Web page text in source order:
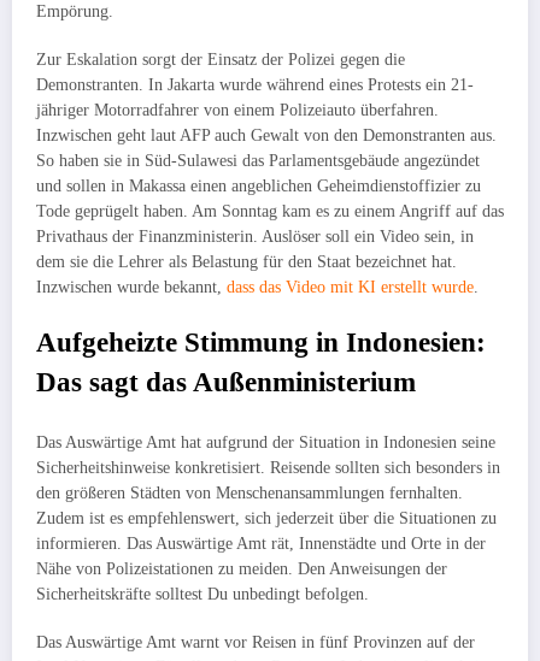
Empörung.
Zur Eskalation sorgt der Einsatz der Polizei gegen die
Demonstranten. In Jakarta wurde während eines Protests ein 21-
jähriger Motorradfahrer von einem Polizeiauto überfahren.
Inzwischen geht laut AFP auch Gewalt von den Demonstranten aus.
So haben sie in Süd-Sulawesi das Parlamentsgebäude angezündet
und sollen in Makassa einen angeblichen Geheimdienstoffizier zu
Tode geprügelt haben. Am Sonntag kam es zu einem Angriff auf das
Privathaus der Finanzministerin. Auslöser soll ein Video sein, in
dem sie die Lehrer als Belastung für den Staat bezeichnet hat.
Inzwischen wurde bekannt, dass das Video mit KI erstellt wurde.
Aufgeheizte Stimmung in Indonesien:
Das sagt das Außenministerium
Das Auswärtige Amt hat aufgrund der Situation in Indonesien seine
Sicherheitshinweise konkretisiert. Reisende sollten sich besonders in
den größeren Städten von Menschenansammlungen fernhalten.
Zudem ist es empfehlenswert, sich jederzeit über die Situationen zu
informieren. Das Auswärtige Amt rät, Innenstädte und Orte in der
Nähe von Polizeistationen zu meiden. Den Anweisungen der
Sicherheitskräfte solltest Du unbedingt befolgen.
Das Auswärtige Amt warnt vor Reisen in fünf Provinzen auf der